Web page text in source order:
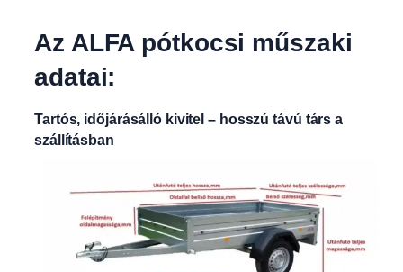
Az ALFA pótkocsi műszaki
adatai:
Tartós, időjárásálló kivitel – hosszú távú társ a
szállításban